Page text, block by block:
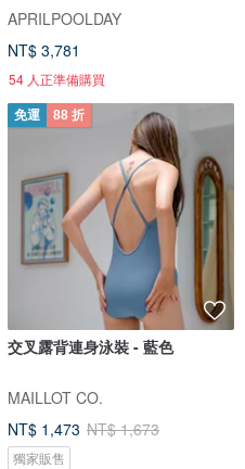
APRILPOOLDAY
NT$ 3,781
54 人正準備購買
免運 88 折
交叉露背連身泳裝 - 藍色
MAILLOT CO.
NT$ 1,473 NT$ 1,673
獨家販售